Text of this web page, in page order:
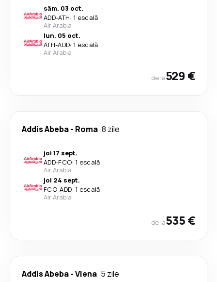
sâm. 03 oct.
ADD-ATH· 1 escală
Air Arabia
lun. 05 oct.
ATH-ADD· 1 escală
Air Arabia
de la529 €
Addis Abeba- Roma 8 zile
joi 17 sept.
ADD-FCO· 1 escală
Air Arabia
joi 24 sept.
FCO-ADD· 1 escală
Air Arabia
de la535 €
Addis Abeba-Viena 5 zile